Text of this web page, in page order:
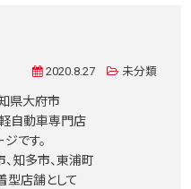
2020.8.27 未分類
県大府市
自動車専門店
ジです。
知多市、東浦町
型店舗として